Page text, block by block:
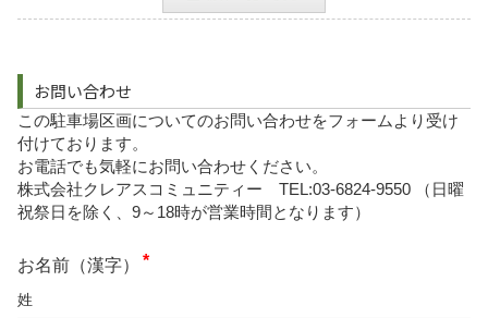
お問い合わせ